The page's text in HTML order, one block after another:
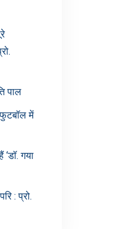
पाल
में
गया
: प्रो.